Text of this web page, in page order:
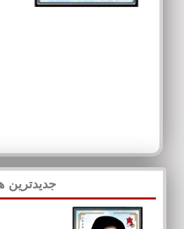
جدیدترین